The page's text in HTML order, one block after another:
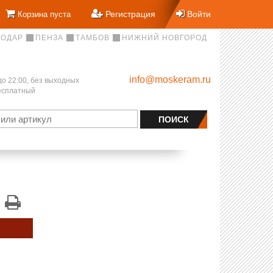
Корзина пуста Регистрация Войти
ПЕНЗА ТАМБОВ
НИЖНИЙ НОВГОРОД
22:00, без выходных
info@moskeram.ru